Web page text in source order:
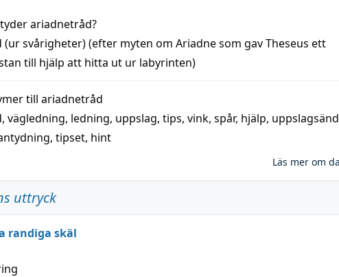
ariadnetråd?
(ur svårigheter) (efter myten om Ariadne som gav Theseus ett
till hjälp att hitta ut ur labyrinten)
till ariadnetråd
, vägledning, ledning, uppslag, tips, vink, spår, hjälp,
tipset, hint
Läs mer om
uttryck
randiga skäl